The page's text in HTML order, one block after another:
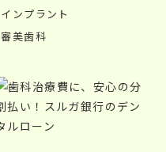
インプラント
審美歯科